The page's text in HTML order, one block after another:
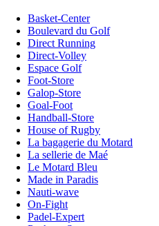
Basket-Center
Boulevard du Golf
Direct Running
Direct-Volley
Espace Golf
Foot-Store
Galop-Store
Goal-Foot
Handball-Store
House of Rugby
La bagagerie du Motard
La sellerie de Maé
Le Motard Bleu
Made in Paradis
Nauti-wave
On-Fight
Padel-Expert